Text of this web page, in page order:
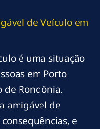
de Veículo em
é uma situação
em Porto
de Rondônia.
amigável de
e